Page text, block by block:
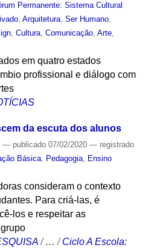
Permanente: Sistema Cultural
, Arquitetura, Ser Humano,
, Cultura, Comunicação, Arte,
em quatro estados
profissional e diálogo com
da escuta dos alunos
— publicado07/02/2020 — registrado
Básica, Pedagogia, Ensino
consideram o contexto
Para criá-las, é
los e respeitar as
/…/Ciclo A Escola: